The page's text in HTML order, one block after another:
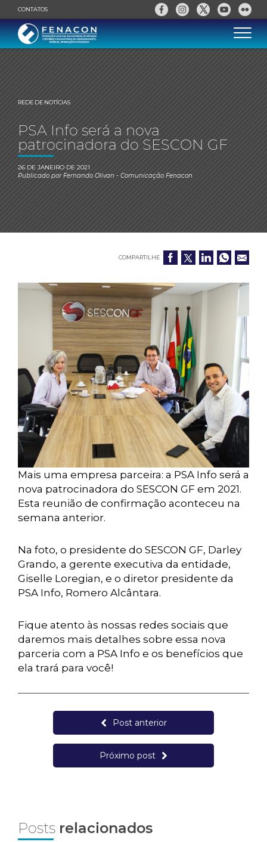
CONTATOS
REDE DE NOTÍCIAS
PSA Info será a nova
patrocinadora do SESCON GF
26 DE JANEIRO DE 2021
Publicado porFernando Olivan- Comunicação Fenacon
COMPARTILHE
Mais uma empresa parceira: a PSA Info será a
nova patrocinadora do SESCON GF em 2021.
Esta reunião de confirmação aconteceu na
semana anterior.
Na foto, o presidente do SESCON GF, Darley
Grando, a gerente executiva da entidade,
Giselle Loregian, e o diretor presidente da
PSA Info, Romero Alcântara.
Fique atento às nossas redes sociais que
daremos mais detalhes sobre essa nova
parceria com a PSA Info e os benefícios que
ela trará para você!
Post anterior
Próximo post
Posts relacionados